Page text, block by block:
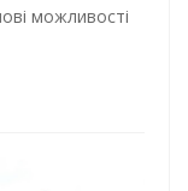
можливості